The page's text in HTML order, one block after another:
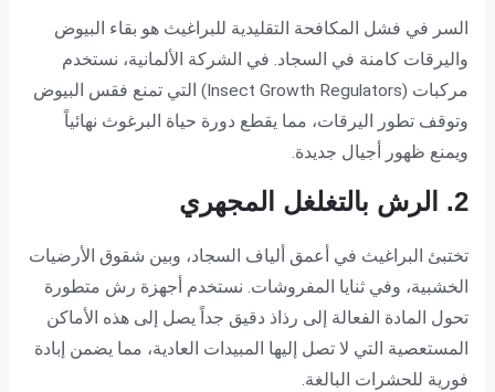
السر في فشل المكافحة التقليدية للبراغيث هو بقاء البيوض
واليرقات كامنة في السجاد. في الشركة الألمانية، نستخدم
مركبات (Insect Growth Regulators) التي تمنع فقس البيوض
وتوقف تطور اليرقات، مما يقطع دورة حياة البرغوث نهائياً
ويمنع ظهور أجيال جديدة.
2. الرش بالتغلغل المجهري
تختبئ البراغيث في أعمق ألياف السجاد، وبين شقوق الأرضيات
الخشبية، وفي ثنايا المفروشات. نستخدم أجهزة رش متطورة
تحول المادة الفعالة إلى رذاذ دقيق جداً يصل إلى هذه الأماكن
المستعصية التي لا تصل إليها المبيدات العادية، مما يضمن إبادة
فورية للحشرات البالغة.